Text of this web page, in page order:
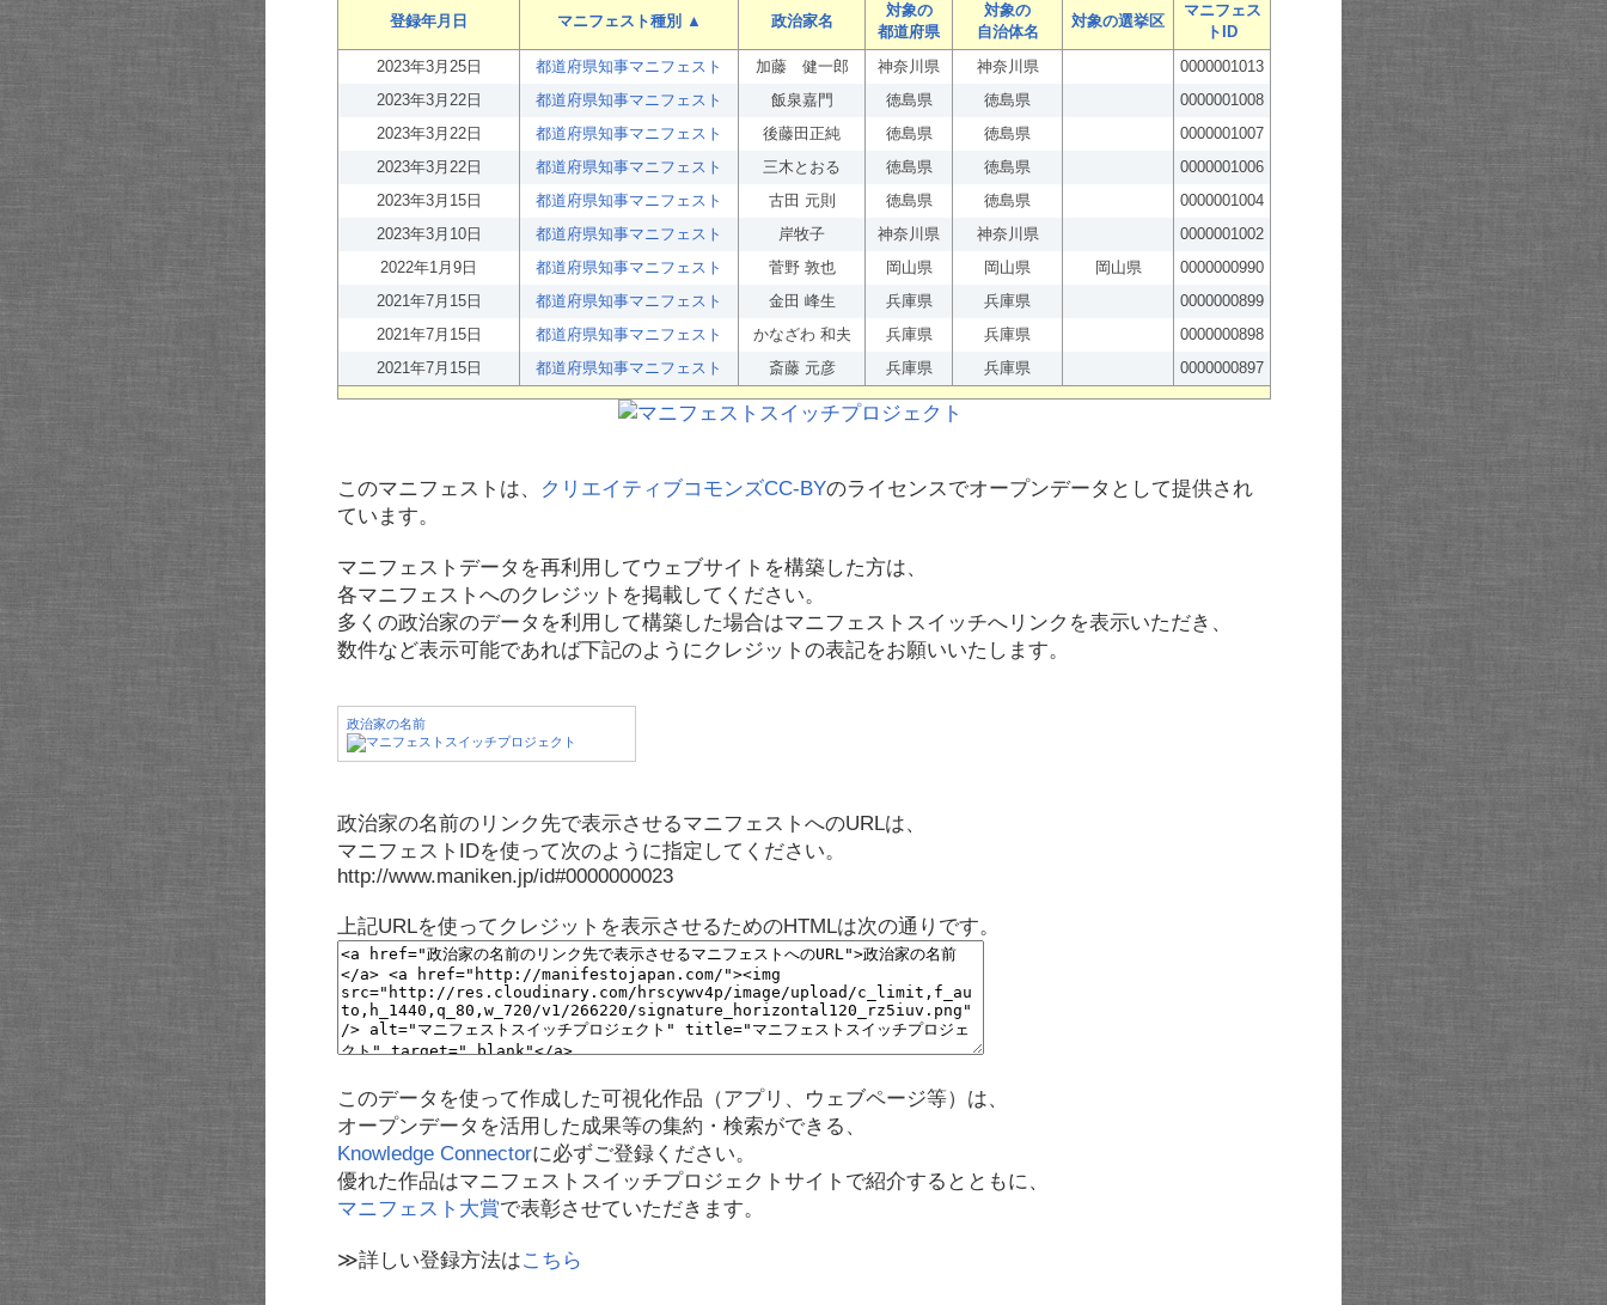
登録年月日 マニフェスト種別 ▲ 政治家名
対象の
都道府県
対象の
自治体名
対象の選挙区
マニフェス
トID
2023年3月25日
都道府県知事マニフェスト 加藤 健一郎 神奈川県 神奈川県
0000001013
2023年3月22日
都道府県知事マニフェスト 飯泉嘉門 徳島県 徳島県
0000001008
2023年3月22日
都道府県知事マニフェスト 後藤田正純 徳島県 徳島県
0000001007
2023年3月22日
都道府県知事マニフェスト 三木とおる 徳島県 徳島県
0000001006
2023年3月15日
都道府県知事マニフェスト 古田 元則 徳島県 徳島県
0000001004
2023年3月10日
都道府県知事マニフェスト 岸牧子 神奈川県 神奈川県
0000001002
2022年1月9日
都道府県知事マニフェスト 菅野 敦也 岡山県 岡山県 岡山県
0000000990
2021年7月15日
都道府県知事マニフェスト 金田 峰生 兵庫県 兵庫県
0000000899
2021年7月15日
都道府県知事マニフェスト かなざわ 和夫 兵庫県 兵庫県
0000000898
2021年7月15日
都道府県知事マニフェスト 斎藤 元彦 兵庫県 兵庫県 0000000897
このマニフェストは、 クリエイティブコモンズCC-BYのライセンスでオープンデータとして提供され
ています。
マニフェストデータを再利用してウェブサイトを構築した方は、
各マニフェストへのクレジットを掲載してください。
多くの政治家のデータを利用して構築した場合はマニフェストスイッチへリンクを表示いただき、
数件など表示可能であれば下記のようにクレジットの表記をお願いいたします。
政治家の名前
政治家の名前のリンク先で表示させるマニフェストへのURLは、
マニフェストIDを使って次のように指定してください。
http://www.maniken.jp/id#0000000023
上記URLを使ってクレジットを表示させるためのHTMLは次の通りです。
このデータを使って作成した可視化作品（アプリ、ウェブページ等）は、
オープンデータを活用した成果等の集約・検索ができる、
Knowledge Connectorに必ずご登録ください。
優れた作品はマニフェストスイッチプロジェクトサイトで紹介するとともに、
マニフェスト大賞で表彰させていただきます。
≫詳しい登録方法はこちら